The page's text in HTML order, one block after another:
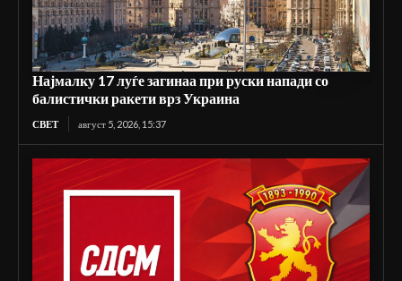
Најмалку 17 луѓе загинаа при руски напади со
балистички ракети врз Украина
СВЕТ август 5, 2026, 15:37